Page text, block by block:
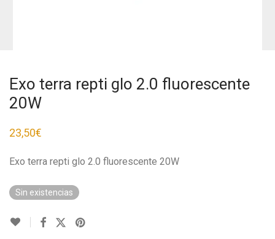
Exo terra repti glo 2.0 fluorescente
20W
23,50€
Exo terra repti glo 2.0 fluorescente 20W
Sin existencias